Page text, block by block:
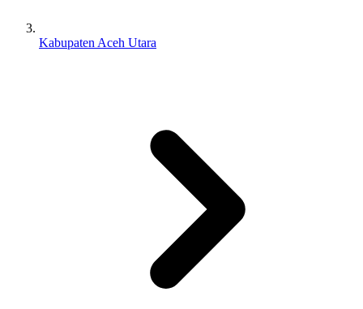
Kabupaten Aceh Utara